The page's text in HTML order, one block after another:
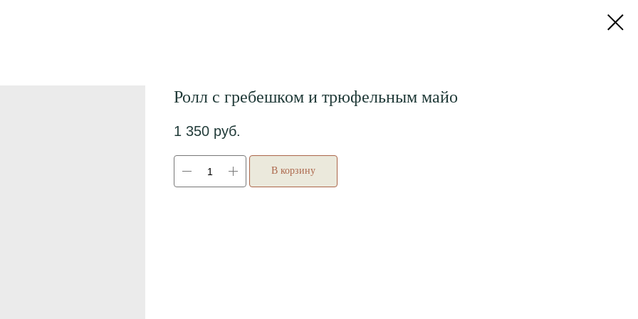
Ролл с гребешком и трюфельным майо
1 350 руб.
В корзину